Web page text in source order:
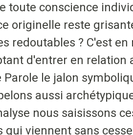
toute conscience
originelle reste
redoutables ? C'est
d'entrer en relation
Parole le jalon
aussi
nous saisissons
qui viennent sans